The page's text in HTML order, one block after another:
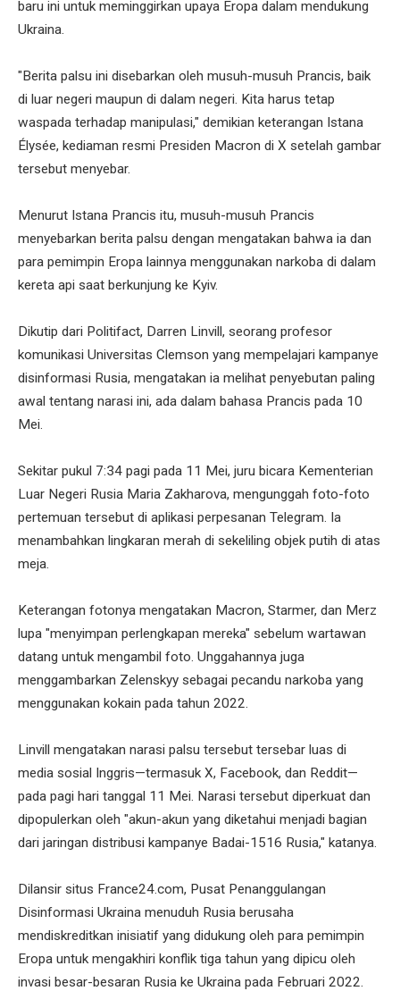
baru ini untuk meminggirkan upaya Eropa dalam mendukung
Ukraina.
"Berita palsu ini disebarkan oleh musuh-musuh Prancis, baik
di luar negeri maupun di dalam negeri. Kita harus tetap
waspada terhadap manipulasi," demikian keterangan Istana
Élysée, kediaman resmi Presiden Macron di X setelah gambar
tersebut menyebar.
Menurut Istana Prancis itu, musuh-musuh Prancis
menyebarkan berita palsu dengan mengatakan bahwa ia dan
para pemimpin Eropa lainnya menggunakan narkoba di dalam
kereta api saat berkunjung ke Kyiv.
Dikutip dari Politifact, Darren Linvill, seorang profesor
komunikasi Universitas Clemson yang mempelajari kampanye
disinformasi Rusia, mengatakan ia melihat penyebutan paling
awal tentang narasi ini, ada dalam bahasa Prancis pada 10
Mei.
Sekitar pukul 7:34 pagi pada 11 Mei, juru bicara Kementerian
Luar Negeri Rusia Maria Zakharova, mengunggah foto-foto
pertemuan tersebut di aplikasi perpesanan Telegram. Ia
menambahkan lingkaran merah di sekeliling objek putih di atas
meja.
Keterangan fotonya mengatakan Macron, Starmer, dan Merz
lupa "menyimpan perlengkapan mereka" sebelum wartawan
datang untuk mengambil foto. Unggahannya juga
menggambarkan Zelenskyy sebagai pecandu narkoba yang
menggunakan kokain pada tahun 2022.
Linvill mengatakan narasi palsu tersebut tersebar luas di
media sosial Inggris—termasuk X, Facebook, dan Reddit—
pada pagi hari tanggal 11 Mei. Narasi tersebut diperkuat dan
dipopulerkan oleh "akun-akun yang diketahui menjadi bagian
dari jaringan distribusi kampanye Badai-1516 Rusia," katanya.
Dilansir situs France24.com, Pusat Penanggulangan
Disinformasi Ukraina menuduh Rusia berusaha
mendiskreditkan inisiatif yang didukung oleh para pemimpin
Eropa untuk mengakhiri konflik tiga tahun yang dipicu oleh
invasi besar-besaran Rusia ke Ukraina pada Februari 2022.